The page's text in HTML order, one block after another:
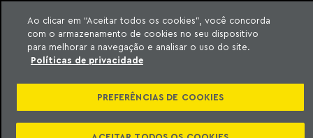
o conteúdo
Machado Meyer
SEM RESTRIÇÕES,
CADE AUTORIZA
Ao clicar em “Aceitar todos os cookies”, você concorda
com o armazenamento de cookies no seu dispositivo
para melhorar a navegação e analisar o uso do site.
Políticas de privacidade
PREFERÊNCIAS DE COOKIES